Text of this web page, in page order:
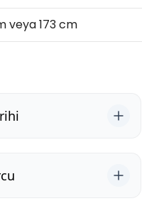
veya 173 cm